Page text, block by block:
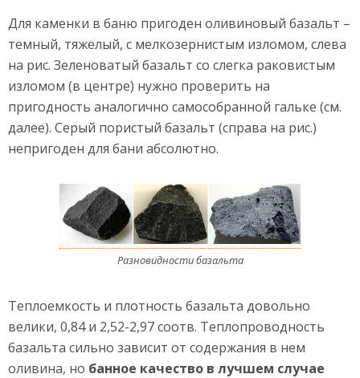
Для каменки в баню пригоден оливиновый базальт –
темный, тяжелый, с мелкозернистым изломом, слева
на рис. Зеленоватый базальт со слегка раковистым
изломом (в центре) нужно проверить на
пригодность аналогично самособранной гальке (см.
далее). Серый пористый базальт (справа на рис.)
непригоден для бани абсолютно.
Разновидности базальта
Теплоемкость и плотность базальта довольно
велики, 0,84 и 2,52-2,97 соотв. Теплопроводность
базальта сильно зависит от содержания в нем
оливина, но банное качество в лучшем случае